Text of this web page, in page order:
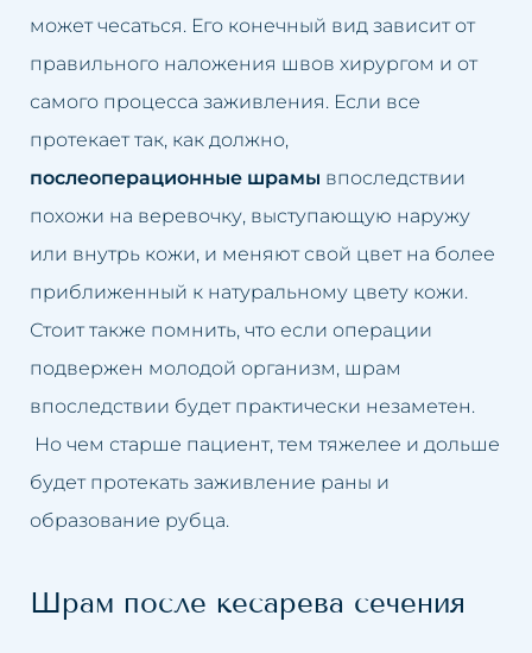
может чесаться. Его конечный вид зависит от
правильного наложения швов хирургом и от
самого процесса заживления. Если все
протекает так, как должно,
послеоперационные шрамы впоследствии
похожи на веревочку, выступающую наружу
или внутрь кожи, и меняют свой цвет на более
приближенный к натуральному цвету кожи.
Стоит также помнить, что если операции
подвержен молодой организм, шрам
впоследствии будет практически незаметен.
Но чем старше пациент, тем тяжелее и дольше
будет протекать заживление раны и
образование рубца.
Шрам после кесарева сечения